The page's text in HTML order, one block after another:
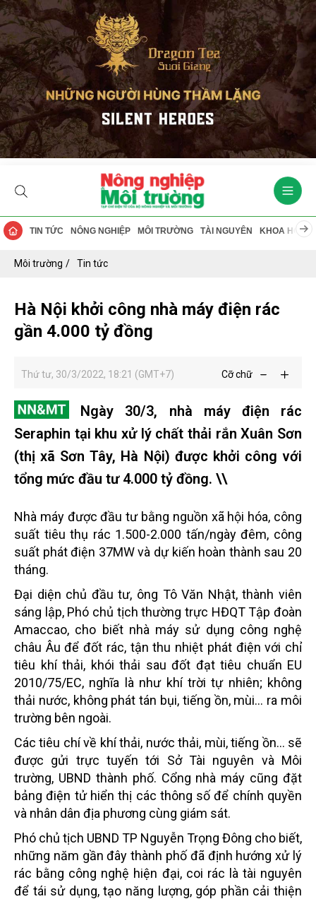
TIN TỨC NÔNG NGHIỆP MÔI TRƯỜNG TÀI NGUYÊN KHOA HỌC
Môi trường Tin tức
Hà Nội khởi công nhà máy điện rác
gần 4.000 tỷ đồng
Thứ tư, 30/3/2022, 18:21 (GMT+7) Cỡ chữ
Ngày 30/3, nhà máy điện rác
Seraphin tại khu xử lý chất thải rắn Xuân Sơn
(thị xã Sơn Tây, Hà Nội) được khởi công với
tổng mức đầu tư 4.000 tỷ đồng. \\
Nhà máy được đầu tư bằng nguồn xã hội hóa, công
suất tiêu thụ rác 1.500-2.000 tấn/ngày đêm, công
suất phát điện 37MW và dự kiến hoàn thành sau 20
tháng.
Đại diện chủ đầu tư, ông Tô Văn Nhật, thành viên
sáng lập, Phó chủ tịch thường trực HĐQT Tập đoàn
Amaccao, cho biết nhà máy sử dụng công nghệ
châu Âu để đốt rác, tận thu nhiệt phát điện với chỉ
tiêu khí thải, khói thải sau đốt đạt tiêu chuẩn EU
2010/75/EC, nghĩa là như khí trời tự nhiên; không
thải nước, không phát tán bụi, tiếng ồn, mùi... ra môi
trường bên ngoài.
Các tiêu chí về khí thải, nước thải, mùi, tiếng ồn... sẽ
được gửi trực tuyến tới Sở Tài nguyên và Môi
trường, UBND thành phố. Cổng nhà máy cũng đặt
bảng điện tử hiển thị các thông số để chính quyền
và nhân dân địa phương cùng giám sát.
Phó chủ tịch UBND TP Nguyễn Trọng Đông cho biết,
những năm gần đây thành phố đã định hướng xử lý
rác bằng công nghệ hiện đại, coi rác là tài nguyên
để tái sử dụng, tạo năng lượng, góp phần cải thiện